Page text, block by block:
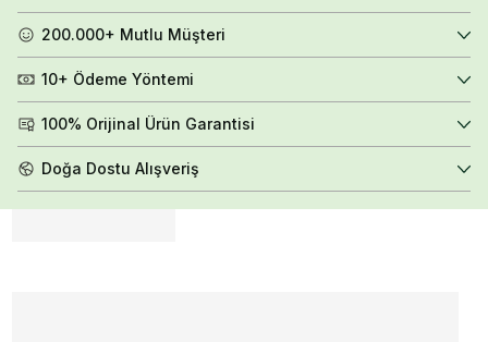
200.000+ Mutlu Müşteri
10+ Ödeme Yöntemi
100% Orijinal Ürün Garantisi
Doğa Dostu Alışveriş